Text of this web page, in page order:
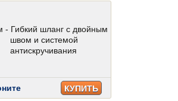
- Гибкий шланг с двойным
швом и системой
антискручивания
КУПИТЬ